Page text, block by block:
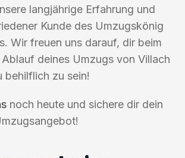
langjährige Erfahrung und
Kunde des Umzugskönig
Wir freuen uns darauf, dir beim
deines Umzugs von Villach
behilflich zu sein!
noch heute und sichere dir dein